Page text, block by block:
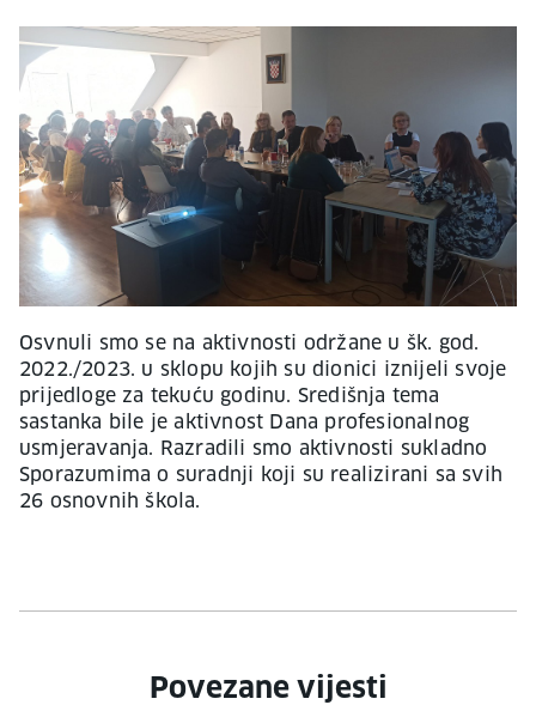
Osvnuli smo se na aktivnosti održane u šk. god.
2022./2023. u sklopu kojih su dionici iznijeli svoje
prijedloge za tekuću godinu. Središnja tema
sastanka bile je aktivnost Dana profesionalnog
usmjeravanja. Razradili smo aktivnosti sukladno
Sporazumima o suradnji koji su realizirani sa svih
26 osnovnih škola.
Povezane vijesti